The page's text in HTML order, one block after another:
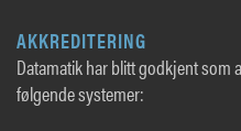
AKKREDITERING
Datamatik har blitt godkjent
følgende systemer: